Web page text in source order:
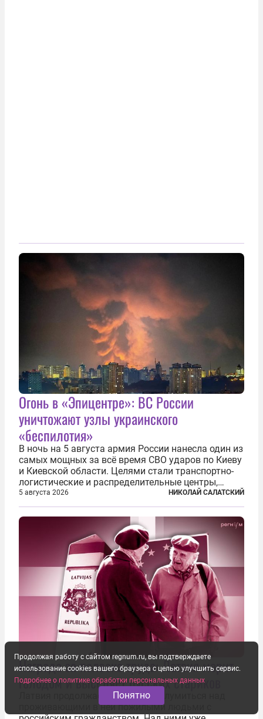
Огонь в «Эпицентре»: ВС России
уничтожают узлы украинского
«беспилотия»
В ночь на 5 августа армия России нанесла один из
самых мощных за всё время СВО ударов по Киеву
и Киевской области. Целями стали транспортно-
логистические и распределительные центры,
которые ВСУ использовали для хранения и
доставки вооружений и грузов военного
назначения. Атака также «накрыла»...
5 августа 2026 НИКОЛАЙ САЛАТСКИЙ
Награда за полвека труда: Латвия морит
голодом и выселяет русских стариков
Латвия продолжает изощренно глумиться над
проживающими в ней пожилыми людьми с
Продолжая работу с сайтом regnum.ru, вы подтверждаете
использование cookies вашего браузера с целью улучшить сервис.
Подробнее о политике обработки персональных данных
Понятно